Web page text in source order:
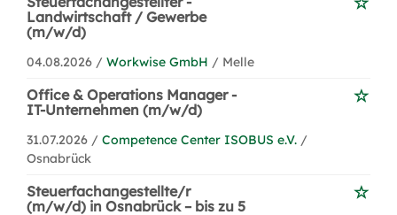
Landwirtschaft / Gewerbe
(m/w/d)
04.08.2026 / Workwise GmbH / Melle
Office & Operations Manager -
IT-Unternehmen (m/w/d)
31.07.2026 / Competence Center ISOBUS e.V. /
Osnabrück
Steuerfachangestellte/r
(m/w/d) in Osnabrück – bis zu 5